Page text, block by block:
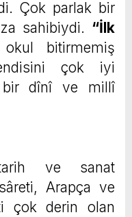
Çok parlak bir
sahibiydi. “İlk
bitirmemiş
çok iyi
bir dînî ve millî
ve sanat
Arapça ve
çok derin olan